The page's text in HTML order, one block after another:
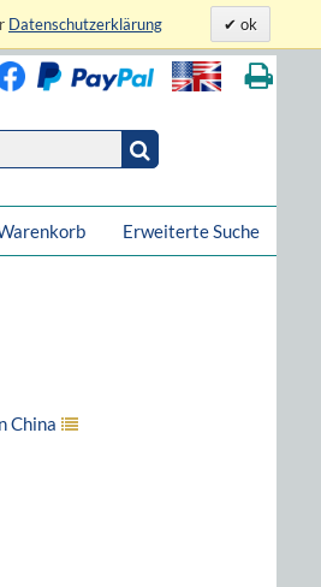
Datenschutzerklärung ok
Erweiterte Suche
China